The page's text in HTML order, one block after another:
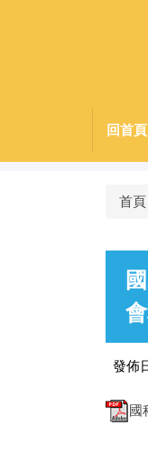
回首頁
首頁
發佈
國